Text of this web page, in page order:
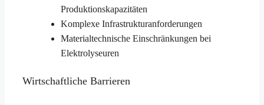
Produktionskapazitäten
Komplexe Infrastrukturanforderungen
Materialtechnische Einschränkungen bei
Elektrolyseuren
Wirtschaftliche Barrieren